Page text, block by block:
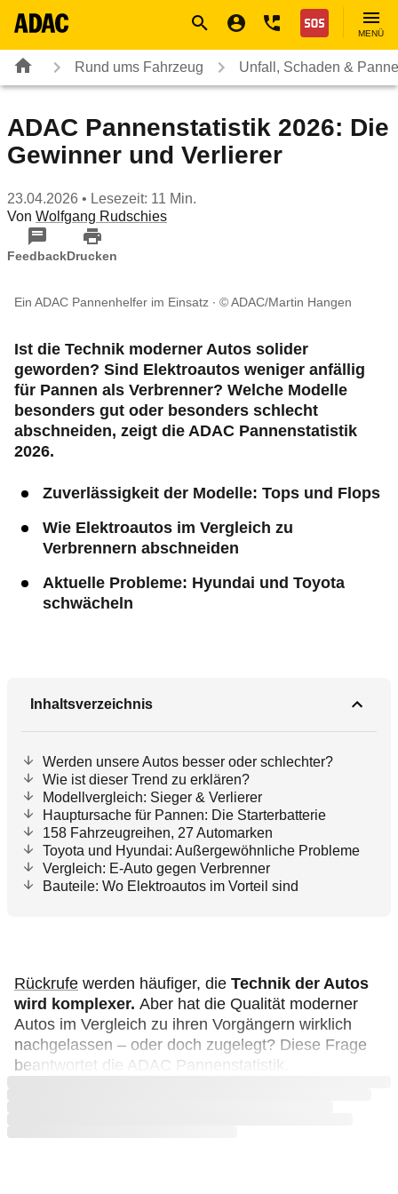
Nothilfe
MENÜ
Rund ums Fahrzeug Unfall, Schaden & Panne
ADAC Pannenstatistik 2026: Die
Gewinner und Verlierer
23.04.2026 • Lesezeit: 11 Min.
Von Wolfgang Rudschies
FeedbackDrucken
Ein ADAC Pannenhelfer im Einsatz © ADAC/Martin Hangen
Ist die Technik moderner Autos solider
geworden? Sind Elektroautos weniger anfällig
für Pannen als Verbrenner? Welche Modelle
besonders gut oder besonders schlecht
abschneiden, zeigt die ADAC Pannenstatistik
2026.
Zuverlässigkeit der Modelle: Tops und Flops
Wie Elektroautos im Vergleich zu
Verbrennern abschneiden
Aktuelle Probleme: Hyundai und Toyota
schwächeln
Inhaltsverzeichnis
Werden unsere Autos besser oder schlechter?
Wie ist dieser Trend zu erklären?
Modellvergleich: Sieger & Verlierer
Hauptursache für Pannen: Die Starterbatterie
158 Fahrzeugreihen, 27 Automarken
Toyota und Hyundai: Außergewöhnliche Probleme
Vergleich: E-Auto gegen Verbrenner
Bauteile: Wo Elektroautos im Vorteil sind
Rückrufe werden häufiger, die Technik der Autos
wird komplexer. Aber hat die Qualität moderner
Autos im Vergleich zu ihren Vorgängern wirklich
nachgelassen – oder doch zugelegt? Diese Frage
beantwortet die ADAC Pannenstatistik.